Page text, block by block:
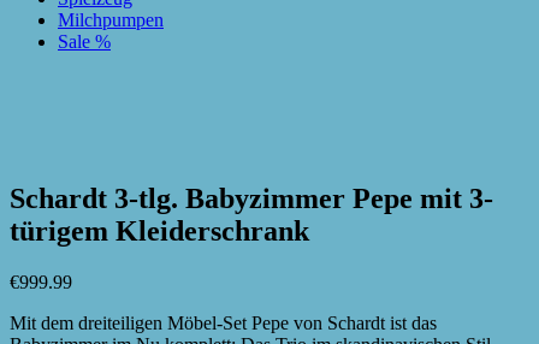
Milchpumpen
Sale %
Schardt 3-tlg. Babyzimmer Pepe mit 3-
türigem Kleiderschrank
€999.99
Mit dem dreiteiligen Möbel-Set Pepe von Schardt ist das